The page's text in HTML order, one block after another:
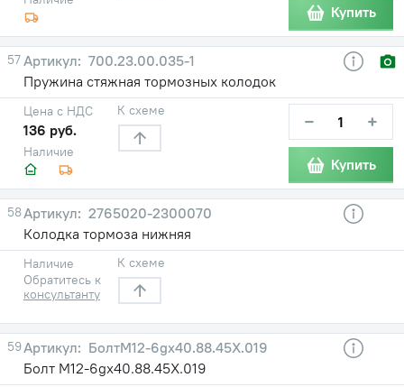
Купить
57
700.23.00.035-1
Пружина стяжная тормозных колодок
Наличие
Цена с НДС
136 руб.
К схеме − +
Купить
58
2765020-2300070
Колодка тормоза нижняя
Наличие
Обратитесь к
консультанту
К схеме
59
БолтМ12-6gх40.88.45Х.019
Болт М12-6gх40.88.45Х.019